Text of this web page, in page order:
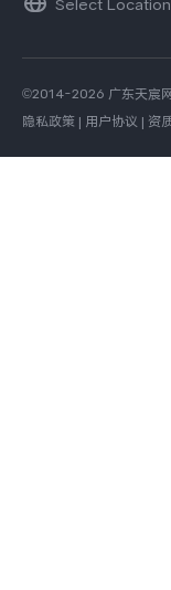
Select Location
©2014-2026 广东天宸
隐私政策 | 用户协议 | 资